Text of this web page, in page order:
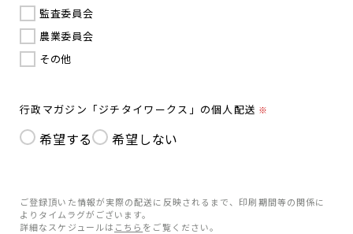
監査委員会
農業委員会
その他
行政マガジン「ジチタイワークス」の個人配送 ※
希望する 希望しない
ご登録頂いた情報が実際の配送に反映されるまで、印刷期間等の関係に
よりタイムラグがございます。
詳細なスケジュールは こちら をご覧ください。